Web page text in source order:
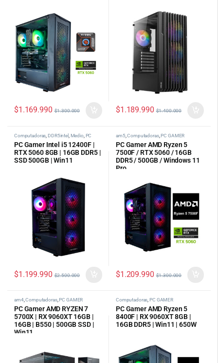
$1.169.990 $1.300.000 $1.189.990 $1.400.000
Computadoras ,DDR5intel Medio, PC
PC Gamer Intel i5 12400F |
RTX 5060 8GB | 16GB DDR5 |
SSD 500GB | Win11
$1.199.990 $2.500.000
am5,Computadoras,PC GAMER
PC Gamer AMD Ryzen 5
7500F / RTX 5060 / 16GB
DDR5 / 500GB / Windows 11
Pro
$1.209.990 $1.300.000
am4,Computadoras,PC GAMER
PC Gamer AMD RYZEN 7
5700X | RX 9060XT 16GB |
16GB | B550 | 500GB SSD |
Win11
Computadoras, PC GAMER
PC Gamer AMD Ryzen 5
8400F | RX 9060XT 8GB |
16GB DDR5 | Win11 | 650W